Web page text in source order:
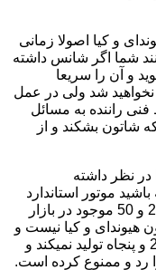
و کیا اصولا زمانی
شما اگر شانس داشته
و آن را سریعا
شد ولی در عمل
راننده به مسائل
شاتون بشکند و از
در نظر داشته
موتور استاندارد
تعمیر شود،باید تعویض گردد،یاتاقان های 25 و 50 موجود در بازار
هیوندای و کیا نیست و
اصولا این خودروساز به هیچ وجه یاتاقان 25 و پنجاه تولید نمیکند و
رد و ممنوع کرده است.